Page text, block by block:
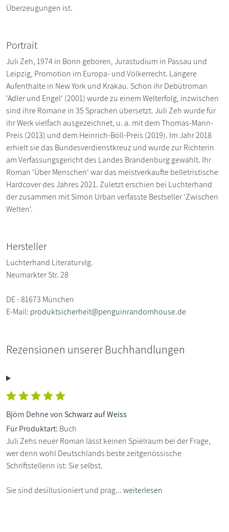
Überzeugungen ist.
Portrait
Juli Zeh, 1974 in Bonn geboren, Jurastudium in Passau und
Leipzig, Promotion im Europa- und Völkerrecht. Längere
Aufenthalte in New York und Krakau. Schon ihr Debütroman
'Adler und Engel' (2001) wurde zu einem Welterfolg, inzwischen
sind ihre Romane in 35 Sprachen übersetzt. Juli Zeh wurde für
ihr Werk vielfach ausgezeichnet, u. a. mit dem Thomas-Mann-
Preis (2013) und dem Heinrich-Böll-Preis (2019). Im Jahr 2018
erhielt sie das Bundesverdienstkreuz und wurde zur Richterin
am Verfassungsgericht des Landes Brandenburg gewählt. Ihr
Roman 'Über Menschen' war das meistverkaufte belletristische
Hardcover des Jahres 2021. Zuletzt erschien bei Luchterhand
der zusammen mit Simon Urban verfasste Bestseller 'Zwischen
Welten'.
Hersteller
Luchterhand Literaturvlg.
Neumarkter Str. 28
DE - 81673 München
E-Mail: produktsicherheit@penguinrandomhouse.de
Rezensionen unserer Buchhandlungen
Björn Dehne von Schwarz auf Weiss
Für Produktart: Buch
Juli Zehs neuer Roman lässt keinen Spielraum bei der Frage,
wer denn wohl Deutschlands beste zeitgenössische
Schriftstellerin ist: Sie selbst.
Sie sind desillusioniert und prag...weiterlesen